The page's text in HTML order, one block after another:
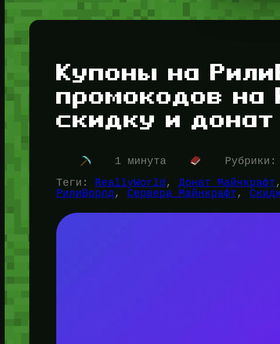
Купоны на
промокодов на
скидку и донат
1 минута Рубрики:
Теги: ReallyWorld , Донат Майнкрафт
РилиВорлд , Сервера Майнкрафт ,